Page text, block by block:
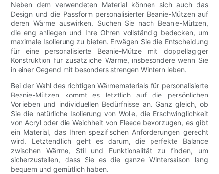
Neben dem verwendeten Material können sich auch das
Design und die Passform personalisierter Beanie-Mützen auf
deren Wärme auswirken. Suchen Sie nach Beanie-Mützen,
die eng anliegen und Ihre Ohren vollständig bedecken, um
maximale Isolierung zu bieten. Erwägen Sie die Entscheidung
für eine personalisierte Beanie-Mütze mit doppellagiger
Konstruktion für zusätzliche Wärme, insbesondere wenn Sie
in einer Gegend mit besonders strengen Wintern leben.
Bei der Wahl des richtigen Wärmematerials für personalisierte
Beanie-Mützen kommt es letztlich auf die persönlichen
Vorlieben und individuellen Bedürfnisse an. Ganz gleich, ob
Sie die natürliche Isolierung von Wolle, die Erschwinglichkeit
von Acryl oder die Weichheit von Fleece bevorzugen, es gibt
ein Material, das Ihren spezifischen Anforderungen gerecht
wird. Letztendlich geht es darum, die perfekte Balance
zwischen Wärme, Stil und Funktionalität zu finden, um
sicherzustellen, dass Sie es die ganze Wintersaison lang
bequem und gemütlich haben.